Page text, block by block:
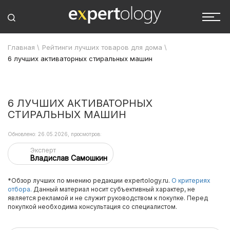
Главная \ Рейтинги лучших товаров для дома \
6 лучших активаторных стиральных машин
6 ЛУЧШИХ АКТИВАТОРНЫХ
СТИРАЛЬНЫХ МАШИН
Эксперт
Владислав Самошкин
Обновлено: 26.05.2026, просмотров:
*Обзор лучших по мнению редакции expertology.ru. О критериях
отбора. Данный материал носит субъективный характер, не
является рекламой и не служит руководством к покупке. Перед
покупкой необходима консультация со специалистом.